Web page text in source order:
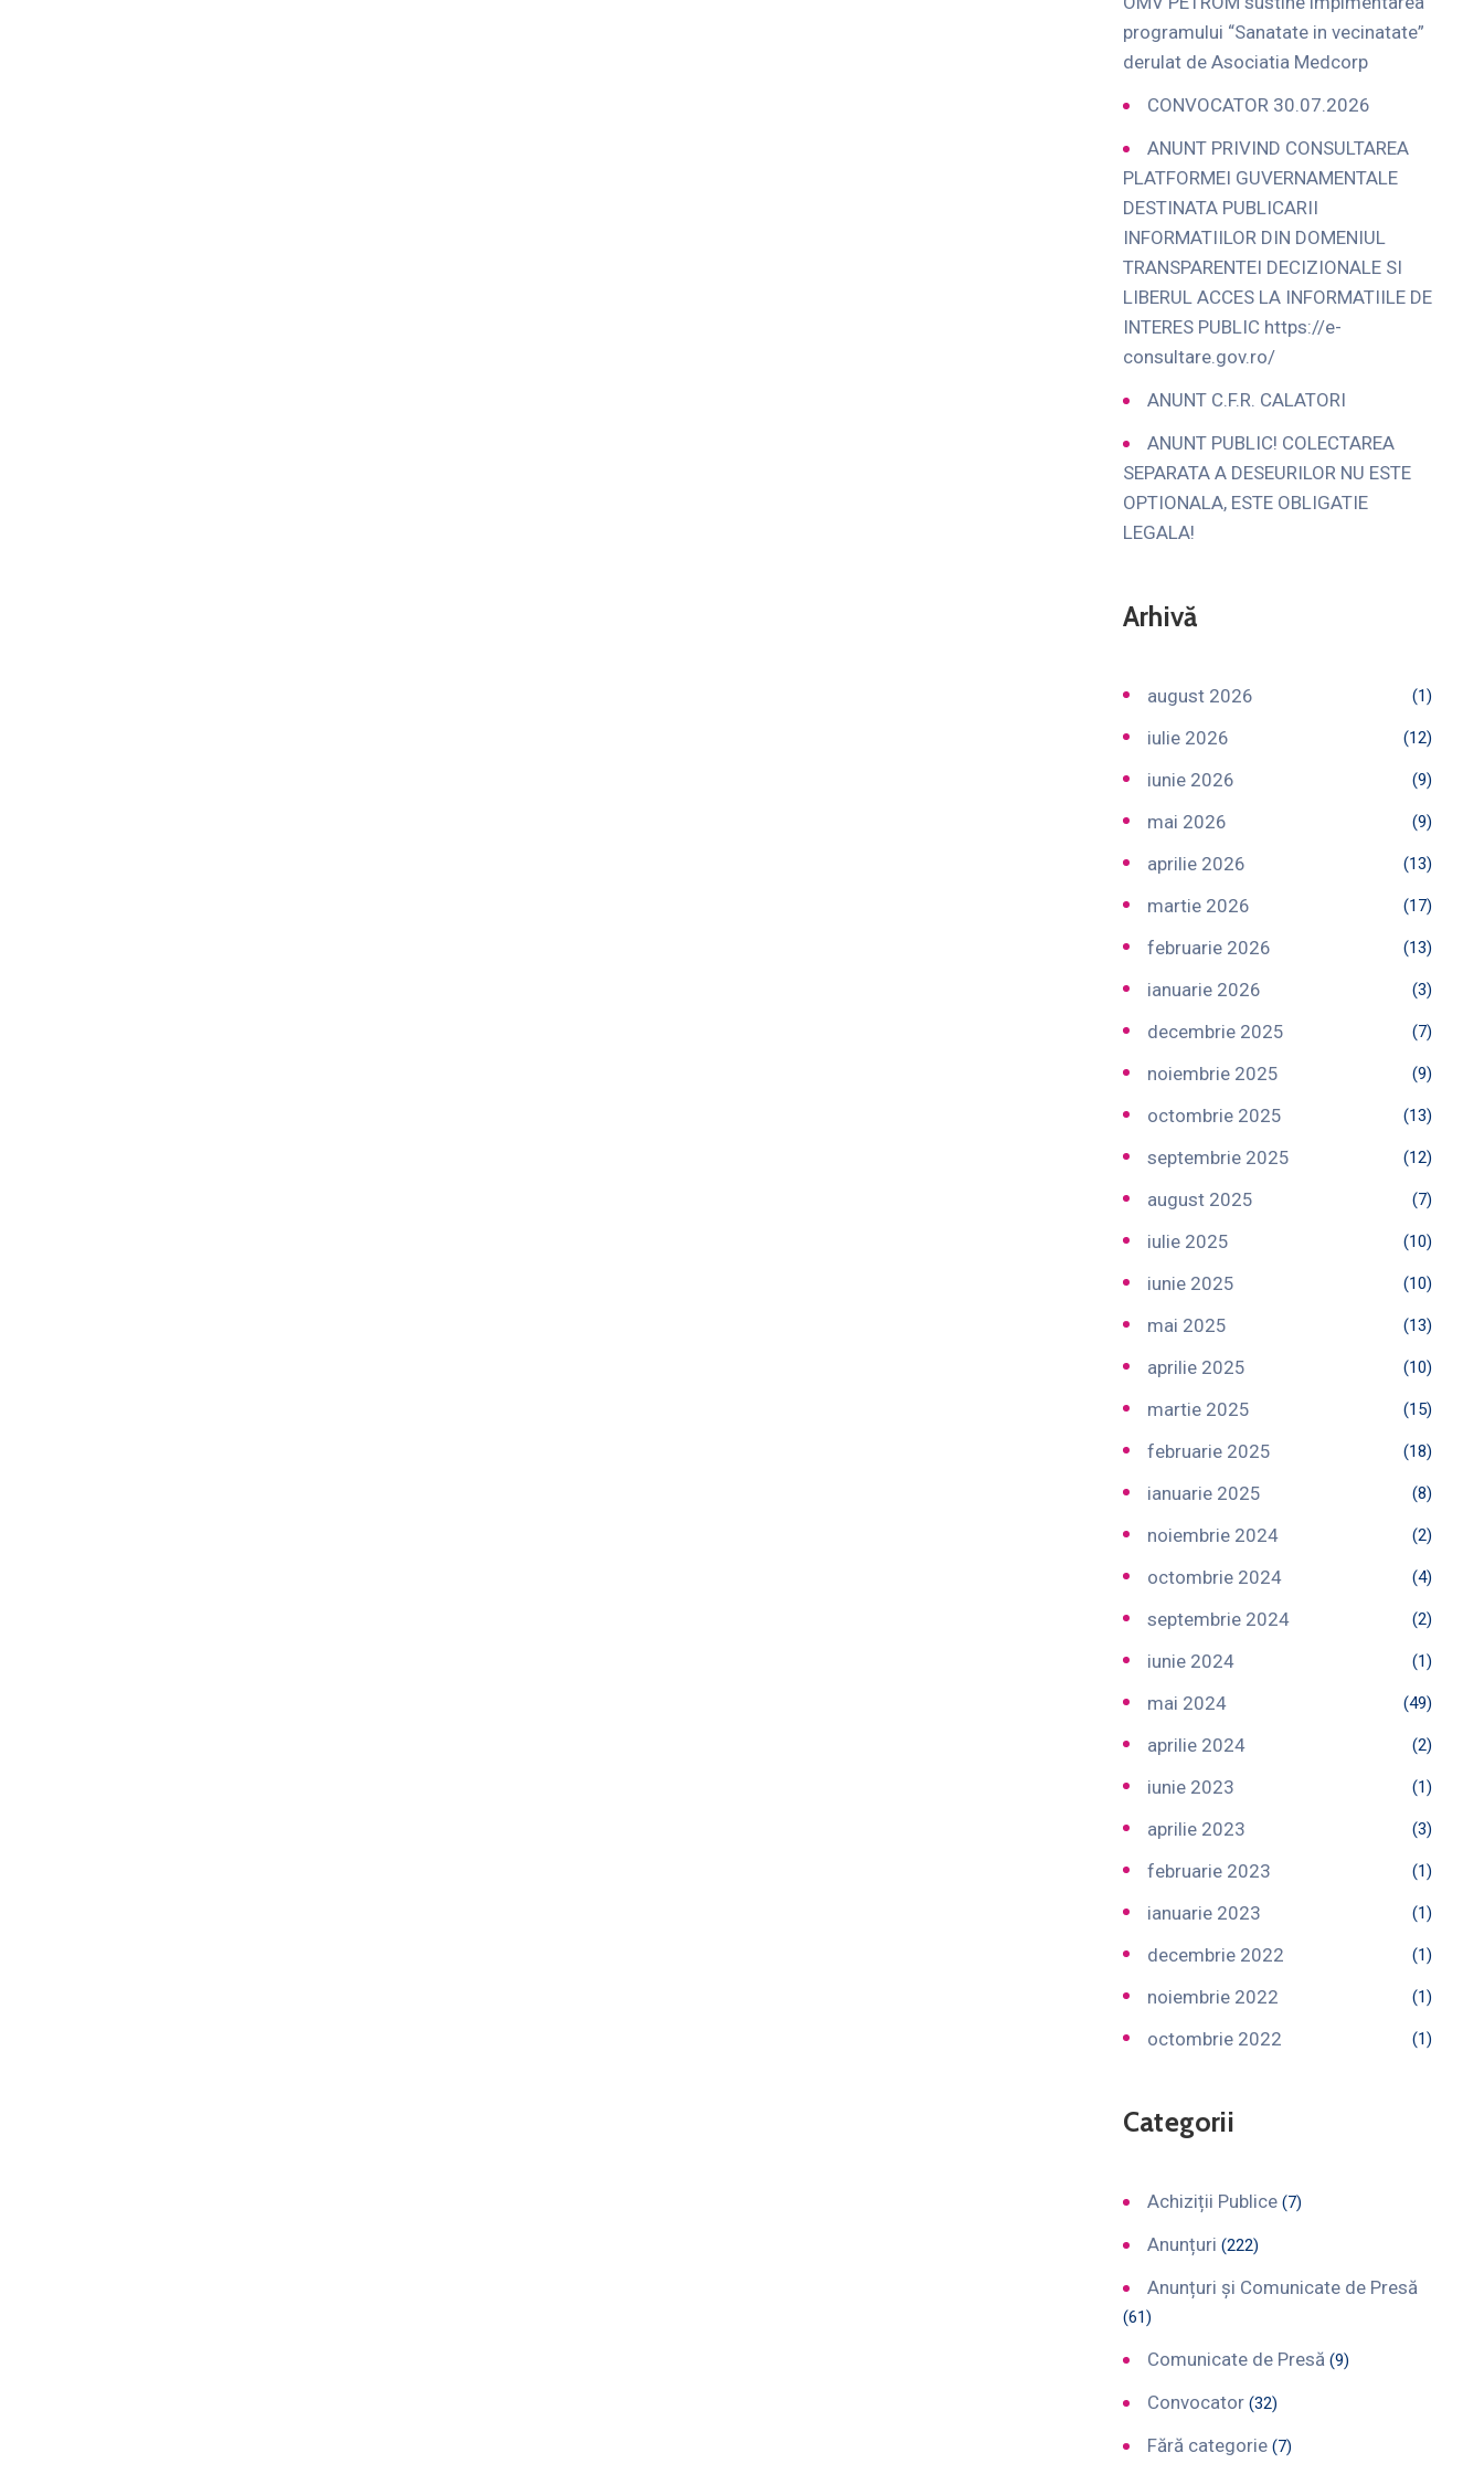
programului “Sanatate in vecinatate”
derulat de Asociatia Medcorp
CONVOCATOR 30.07.2026
ANUNT PRIVIND CONSULTAREA
PLATFORMEI GUVERNAMENTALE
DESTINATA PUBLICARII
INFORMATIILOR DIN DOMENIUL
TRANSPARENTEI DECIZIONALE SI
LIBERUL ACCES LA INFORMATIILE DE
INTERES PUBLIC https://e-
consultare.gov.ro/
ANUNT C.F.R. CALATORI
ANUNT PUBLIC! COLECTAREA
SEPARATA A DESEURILOR NU ESTE
OPTIONALA, ESTE OBLIGATIE
LEGALA!
Arhivă
august 2026 (1)
iulie 2026 (12)
iunie 2026 (9)
mai 2026 (9)
aprilie 2026 (13)
martie 2026 (17)
februarie 2026 (13)
ianuarie 2026 (3)
decembrie 2025 (7)
noiembrie 2025 (9)
octombrie 2025 (13)
septembrie 2025 (12)
august 2025 (7)
iulie 2025 (10)
iunie 2025 (10)
mai 2025 (13)
aprilie 2025 (10)
martie 2025 (15)
februarie 2025 (18)
ianuarie 2025 (8)
noiembrie 2024 (2)
octombrie 2024 (4)
septembrie 2024 (2)
iunie 2024 (1)
mai 2024 (49)
aprilie 2024 (2)
iunie 2023 (1)
aprilie 2023 (3)
februarie 2023 (1)
ianuarie 2023 (1)
decembrie 2022 (1)
noiembrie 2022 (1)
octombrie 2022 (1)
Categorii
Achiziții Publice (7)
Anunțuri (222)
Anunțuri și Comunicate de Presă
(61)
Comunicate de Presă (9)
Convocator (32)
Fără categorie (7)